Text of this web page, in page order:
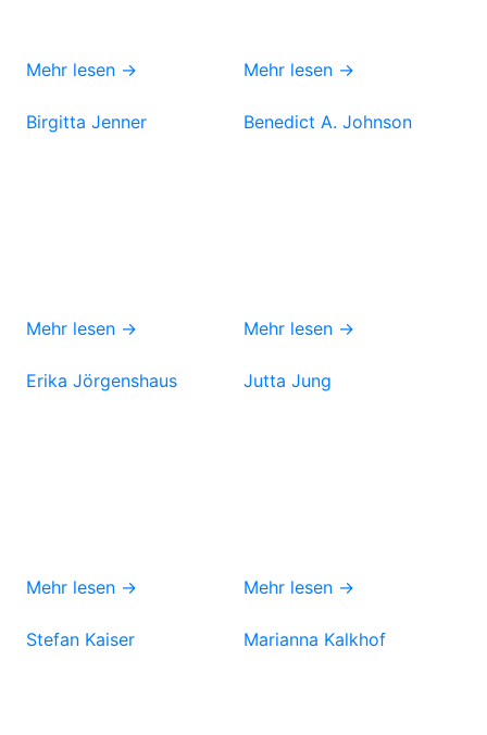
Mehr lesen → Mehr lesen →
Birgitta Jenner
Mehr lesen →
Benedict A. Johnson
Mehr lesen →
Erika Jörgenshaus
Mehr lesen →
Jutta Jung
Mehr lesen →
Stefan Kaiser Marianna Kalkhof